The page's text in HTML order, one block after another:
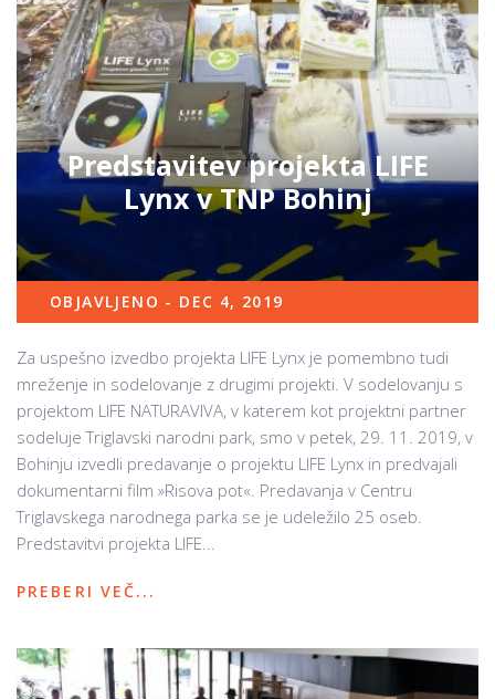
Predstavitev projekta LIFE
Lynx v TNP Bohinj
OBJAVLJENO - DEC 4, 2019
Za uspešno izvedbo projekta LIFE Lynx je pomembno tudi
mreženje in sodelovanje z drugimi projekti. V sodelovanju s
projektom LIFE NATURAVIVA, v katerem kot projektni partner
sodeluje Triglavski narodni park, smo v petek, 29. 11. 2019, v
Bohinju izvedli predavanje o projektu LIFE Lynx in predvajali
dokumentarni film »Risova pot«. Predavanja v Centru
Triglavskega narodnega parka se je udeležilo 25 oseb.
Predstavitvi projekta LIFE...
PREBERI VEČ...